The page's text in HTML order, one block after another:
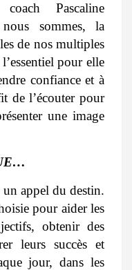
Pascaline
sommes, la
de nos multiples
pour elle
confiance et à
de l’écouter pour
une image
appel du destin.
pour aider les
obtenir des
leurs succès et
jour, dans les